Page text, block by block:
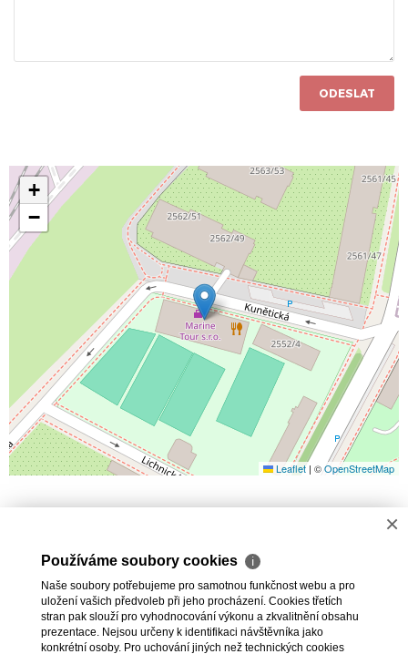
ODESLAT
+
−
Leaflet | ©OpenStreetMap
PRONAJMOUT
SLUŽBY REFERENCE
AKTUALITY
2026 © HOUSEin Agency s.r.o., všechna práva vyhrazena |
Ochrana osobních údajů|Cookies
×
Používáme soubory cookies ℹ
Naše soubory potřebujeme pro samotnou funkčnost webu a pro
uložení vašich předvoleb při jeho procházení. Cookies třetích
stran pak slouží pro vyhodnocování výkonu a zkvalitnění obsahu
prezentace. Nejsou určeny k identifikaci návštěvníka jako
konkrétní osoby. Pro uchování jiných než technických cookies